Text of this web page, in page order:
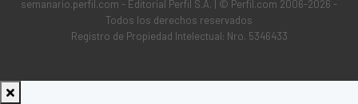
semanario.perfil.com - Editorial Perfil S.A. | © Perfil.com 2006-2026 -
Todos los derechos reservados
Registro de Propiedad Intelectual: Nro. 5346433